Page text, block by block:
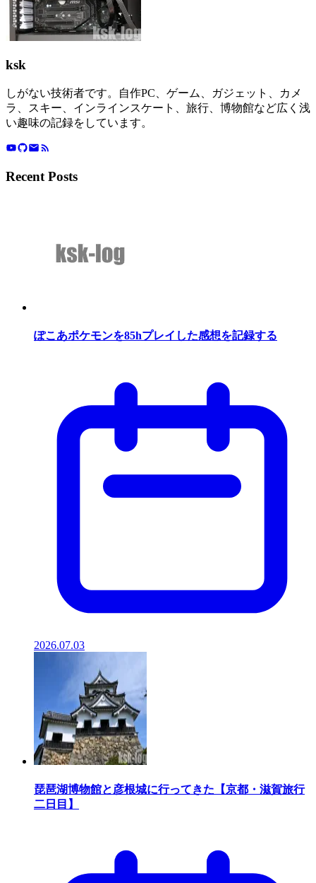
ksk
しがない技術者です。自作PC、ゲーム、ガジェット、カメ
ラ、スキー、インラインスケート、旅行、博物館など広く浅
い趣味の記録をしています。
Recent Posts
ぽこあポケモンを85hプレイした感想を記録する
2026.07.03
琵琶湖博物館と彦根城に行ってきた【京都・滋賀旅行
二日目】